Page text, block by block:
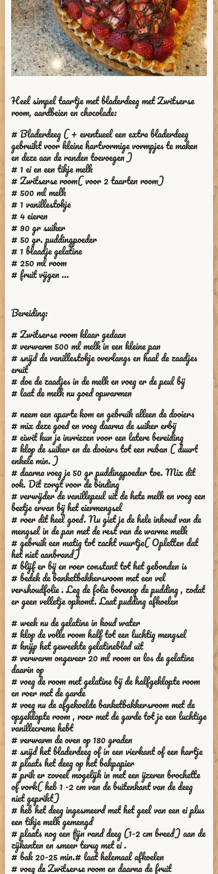
Heel simpel taartje met bladerdeeg met Zwitserse
room, aardbeien en chocolade:
# Bladerdeeg ( + eventueel een extra bladerdeeg
gebruikt voor kleine hartvormige vormpjes te maken
en deze aan de randen toevoegen )
# 1 ei en een tikje melk
# Zwitserse room( voor 2 taarten room)
# 500 ml melk
# 1 vanillestokje
# 4 eieren
# 90 gr suiker
# 50 gr. puddingpoeder
# 1 blaadje gelatine
# 250 ml room
# fruit vijgen ...
Bereiding:
# Zwitserse room klaar gedaan
# verwarm 500 ml melk in een kleine pan
# snijd de vanillestokje overlangs en haal de zaadjes
eruit
# doe de zaadjes in de melk en voeg er de peul bij
# laat de melk nu goed opwarmen
# neem een aparte kom en gebruik alleen de dooiers
# mix deze goed en voeg daarna de suiker erbij
# eiwit kun je invriezen voor een latere bereiding
# klop de suiker en de dooiers tot een ruban ( duurt
enkele min. )
# daarna voeg je 50 gr puddingpoeder toe. Mix dit
ook. Dit zorgt voor de binding
# verwijder de vanillepeul uit de hete melk en voeg een
beetje ervan bij het eiermengsel
# roer dit heel goed. Nu giet je de hele inhoud van de
mengsel in de pan met de rest van de warme melk
# gebruik een matig tot zacht vuurtje( Opletten dat
het niet aanbrand)
# blijf er bij en roer constant tot het gebonden is
# bedek de banketbakkersroom met een vel
vershoudfolie . Leg de folie bovenop de pudding , zodat
er geen velletje opkomt. Laat pudding afkoelen
# week nu de gelatine in koud water
# klop de volle room half tot een luchtig mengsel
# knijp het geweekte gelatineblad uit
# verwarm ongeveer 20 ml room en los de gelatine
daarin op
# voeg de room met gelatine bij de halfgeklopte room
en roer met de garde
# voeg nu de afgekoelde banketbakkersroom met de
opgeklopte room , roer met de garde tot je een luchtige
vanillecreme hebt
# verwarm de oven op 180 graden
# snijd het bladerdeeg of in een vierkant of een hartje
# plaats het deeg op het bakpapier
# prik er zoveel mogelijk in met een ijzeren brochette
of vork( heb 1 -2 cm van de buitenkant van de deeg
niet geprikt)
# heb het deeg ingesmeerd met het geel van een ei plus
een tikje melk gemengd
# plaats nog een fijn rand deeg (1-2 cm breed) aan de
zijkanten en smeer terug met ei .
# bak 20-25 min.# laat helemaal afkoelen
# voeg de Zwitserse room en daarna de fruit